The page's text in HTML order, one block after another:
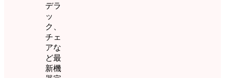
デラ
ッ
ク、
チェ
アな
ど最
新機